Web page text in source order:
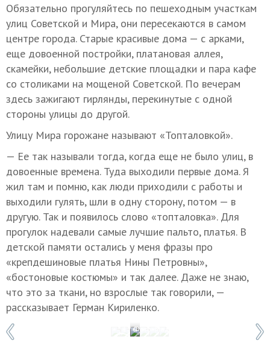
Обязательно прогуляйтесь по пешеходным участкам
улиц Советской и Мира, они пересекаются в самом
центре города. Старые красивые дома — с арками,
еще довоенной постройки, платановая аллея,
скамейки, небольшие детские площадки и пара кафе
со столиками на мощеной Советской. По вечерам
здесь зажигают гирлянды, перекинутые с одной
стороны улицы до другой.
Улицу Мира горожане называют «Топталовкой».
— Ее так называли тогда, когда еще не было улиц, в
довоенные времена. Туда выходили первые дома. Я
жил там и помню, как люди приходили с работы и
выходили гулять, шли в одну сторону, потом — в
другую. Так и появилось слово «топталовка». Для
прогулок надевали самые лучшие пальто, платья. В
детской памяти остались у меня фразы про
«крепдешиновые платья Нины Петровны»,
«бостоновые костюмы» и так далее. Даже не знаю,
что это за ткани, но взрослые так говорили, —
рассказывает Герман Кириленко.
Фото: Мадина Гаджиева
1 / 6